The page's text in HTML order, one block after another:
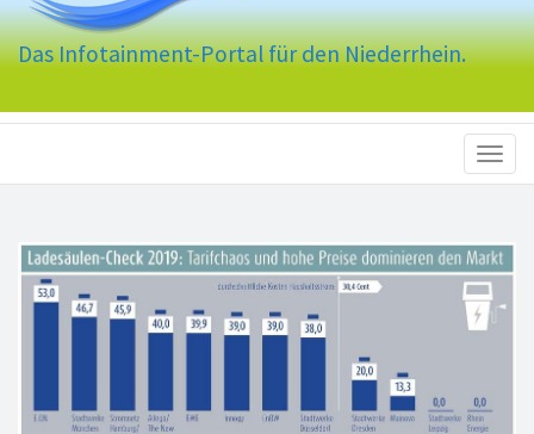
Das Infotainment-Portal für den Niederrhein.